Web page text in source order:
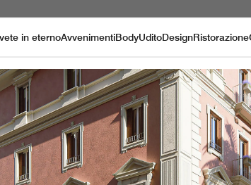
in eternoAvvenimentiBodyUditoDesignRistorazione